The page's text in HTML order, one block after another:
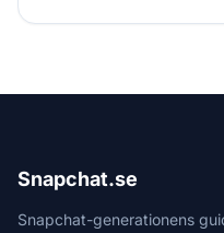
Snapchat.se
Snapchat-generationens